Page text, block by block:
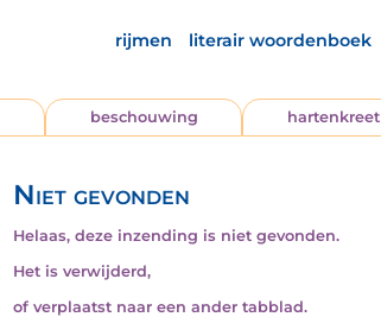
rijmen literair woordenboek
beschouwing hartenkreet
Niet gevonden
Helaas, deze inzending is niet gevonden.
Het is verwijderd,
of verplaatst naar een ander tabblad.